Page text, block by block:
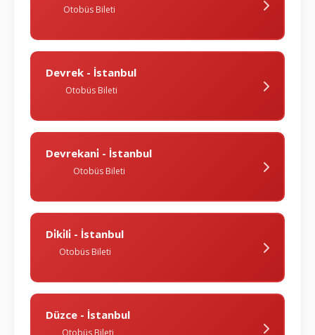
Otobüs Bileti
Devrek - İstanbul
Otobüs Bileti
Devrekani̇ - İstanbul
Otobüs Bileti
Di̇ki̇li̇ - İstanbul
Otobüs Bileti
Düzce - İstanbul